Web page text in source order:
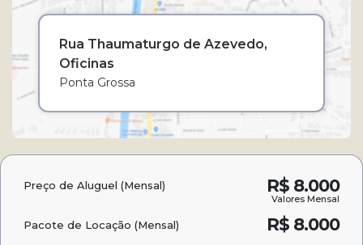
Rua Thaumaturgo de Azevedo
Oficinas
Ponta Grossa
R$ 8.000
Preço de Aluguel (Mensal)
Valores Mensal
R$ 8.000
Pacote de Locação (Mensal)